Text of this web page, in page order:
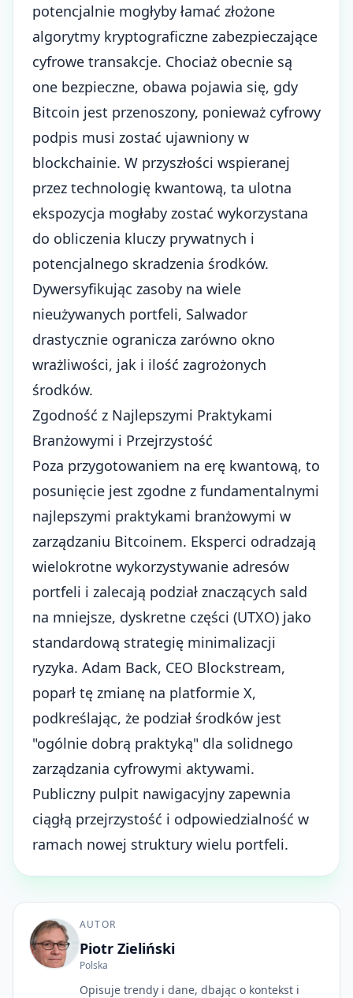
potencjalnie mogłyby łamać złożone
algorytmy kryptograficzne zabezpieczające
cyfrowe transakcje. Chociaż obecnie są
one bezpieczne, obawa pojawia się, gdy
Bitcoin jest przenoszony, ponieważ cyfrowy
podpis musi zostać ujawniony w
blockchainie. W przyszłości wspieranej
przez technologię kwantową, ta ulotna
ekspozycja mogłaby zostać wykorzystana
do obliczenia kluczy prywatnych i
potencjalnego skradzenia środków.
Dywersyfikując zasoby na wiele
nieużywanych portfeli, Salwador
drastycznie ogranicza zarówno okno
wrażliwości, jak i ilość zagrożonych
środków.
Zgodność z Najlepszymi Praktykami
Branżowymi i Przejrzystość
Poza przygotowaniem na erę kwantową, to
posunięcie jest zgodne z fundamentalnymi
najlepszymi praktykami branżowymi w
zarządzaniu Bitcoinem. Eksperci odradzają
wielokrotne wykorzystywanie adresów
portfeli i zalecają podział znaczących sald
na mniejsze, dyskretne części (UTXO) jako
standardową strategię minimalizacji
ryzyka. Adam Back, CEO Blockstream,
poparł tę zmianę na platformie X,
podkreślając, że podział środków jest
"ogólnie dobrą praktyką" dla solidnego
zarządzania cyfrowymi aktywami.
Publiczny pulpit nawigacyjny zapewnia
ciągłą przejrzystość i odpowiedzialność w
ramach nowej struktury wielu portfeli.
AUTOR
Piotr Zieliński
Polska
Opisuje trendy i dane, dbając o kontekst i